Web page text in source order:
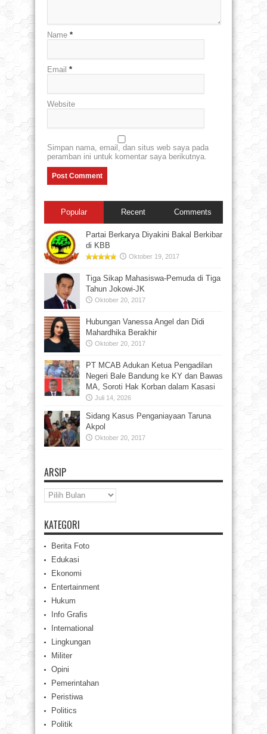
Name *
Email *
Website
Simpan nama, email, dan situs web saya pada
peramban ini untuk komentar saya berikutnya.
Popular Recent Comments
Partai Berkarya Diyakini Bakal Berkibar
di KBB
Oktober 19, 2017
Tiga Sikap Mahasiswa-Pemuda di Tiga
Tahun Jokowi-JK
Oktober 20, 2017
Hubungan Vanessa Angel dan Didi
Mahardhika Berakhir
Oktober 20, 2017
PT MCAB Adukan Ketua Pengadilan
Negeri Bale Bandung ke KY dan Bawas
MA, Soroti Hak Korban dalam Kasasi
Juli 14, 2026
Sidang Kasus Penganiayaan Taruna
Akpol
Oktober 20, 2017
ARSIP
Arsip
KATEGORI
Berita Foto
Edukasi
Ekonomi
Entertainment
Hukum
Info Grafis
International
Lingkungan
Militer
Opini
Pemerintahan
Peristiwa
Politics
Politik